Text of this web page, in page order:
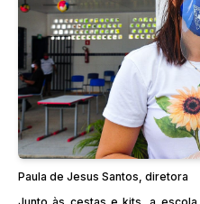
Paula de Jesus Santos, diretora